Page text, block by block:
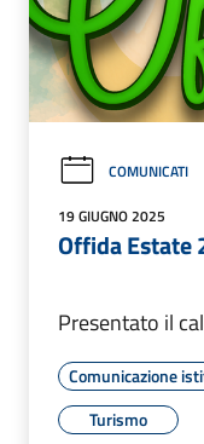
COMUNICATI
19 GIUGNO 2025
Offida Estate
Presentato il
Comunicazione
Turismo